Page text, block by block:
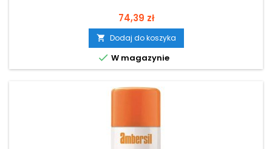
Cena
74,39 zł
 Dodaj do koszyka
 W magazynie